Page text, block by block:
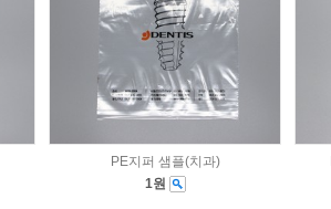
PE지퍼 샘플(치과)
1원